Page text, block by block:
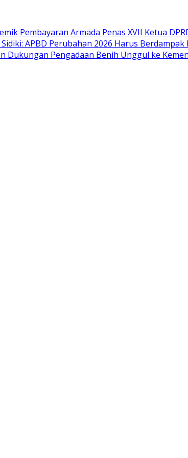
Pembayaran Armada Penas XVII Ketua
Sidiki: APBD Perubahan 2026 Harus
Dukungan Pengadaan Benih Unggul ke